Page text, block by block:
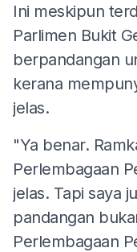
Ini meskipun
Parlimen Bukit
berpandangan
kerana
jelas.
"Ya benar.
Perlembagaan
jelas. Tapi saya
pandangan
Perlembagaan